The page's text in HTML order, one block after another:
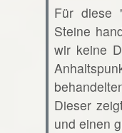
Für diese
Steine
wir keine
Dieser
und einen